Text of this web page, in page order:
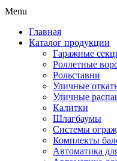
Menu
Главная
Каталог продукции
Гаражные
Роллетные
Рольставни
Уличные
Уличные
Калитки
Шлагбаумы
Системы
Комплекты
Автоматика